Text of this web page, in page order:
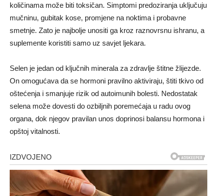
količinama može biti toksičan. Simptomi predoziranja uključuju
mučninu, gubitak kose, promjene na noktima i probavne
smetnje. Zato je najbolje unositi ga kroz raznovrsnu ishranu, a
suplemente koristiti samo uz savjet ljekara.
Selen je jedan od ključnih minerala za zdravlje štitne žlijezde.
On omogućava da se hormoni pravilno aktiviraju, štiti tkivo od
oštećenja i smanjuje rizik od autoimunih bolesti. Nedostatak
selena može dovesti do ozbiljnih poremećaja u radu ovog
organa, dok njegov pravilan unos doprinosi balansu hormona i
opštoj vitalnosti.